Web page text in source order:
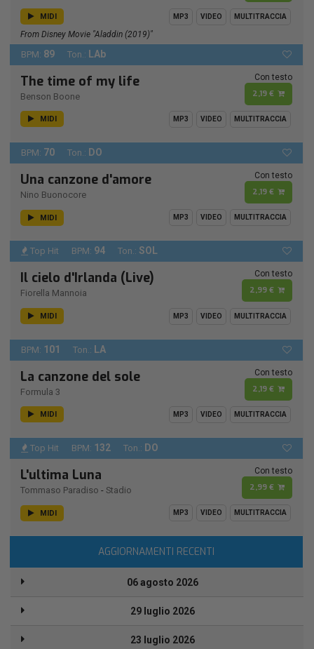
MIDI MP3 VIDEO MULTITRACCIA
From Disney Movie "Aladdin (2019)"
BPM: 89 Ton.: LAb
The time of my life
Benson Boone
Con testo
2,19 €
MIDI MP3 VIDEO MULTITRACCIA
BPM: 70 Ton.: DO
Una canzone d'amore
Nino Buonocore
Con testo
2,19 €
MIDI MP3 VIDEO MULTITRACCIA
Top Hit BPM: 94 Ton.: SOL
Il cielo d'Irlanda (Live)
Fiorella Mannoia
Con testo
2,99 €
MIDI MP3 VIDEO MULTITRACCIA
BPM: 101 Ton.: LA
La canzone del sole
Formula 3
Con testo
2,19 €
MIDI MP3 VIDEO MULTITRACCIA
Top Hit BPM: 132 Ton.: DO
L'ultima Luna
Tommaso Paradiso - Stadio
Con testo
2,99 €
MIDI MP3 VIDEO MULTITRACCIA
AGGIORNAMENTI RECENTI
06 agosto 2026
29 luglio 2026
23 luglio 2026